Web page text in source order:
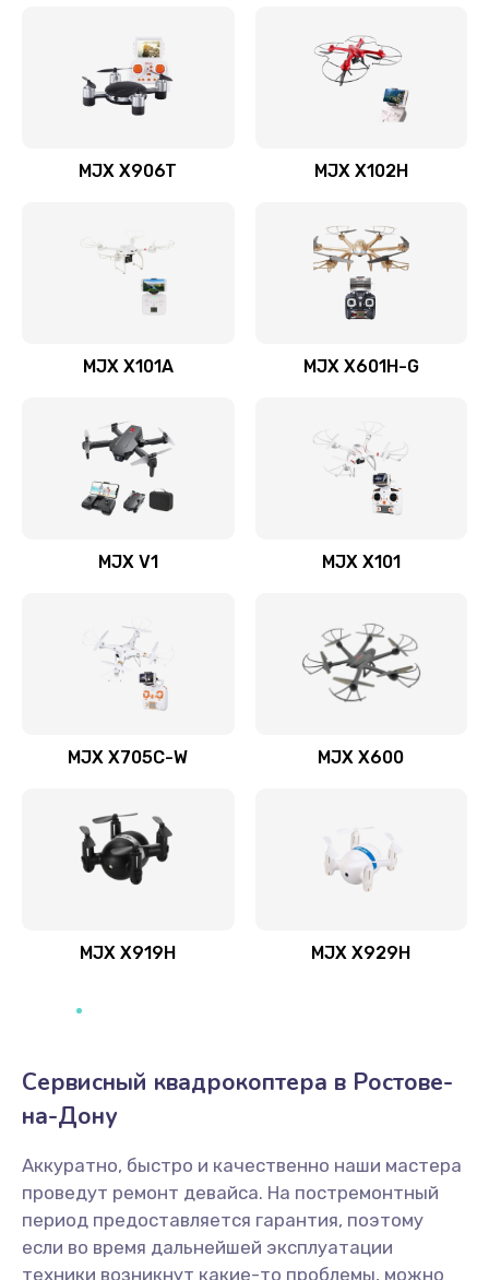
MJX X906T MJX X102H
MJX X101A MJX X601H-G
MJX V1 MJX X101
MJX X705C-W MJX X600
MJX X919H MJX X929H
Сервисный квадрокоптера в Ростове-
на-Дону
Аккуратно, быстро и качественно наши мастера
проведут ремонт девайса. На постремонтный
период предоставляется гарантия, поэтому
если во время дальнейшей эксплуатации
техники возникнут какие-то проблемы, можно